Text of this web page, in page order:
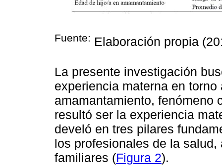
Fuente: Elaboración propia
La presente investigación
experiencia materna en
amamantamiento, fenómeno
resultó ser la experiencia
develó en tres pilares
los profesionales de la
familiares (Figura 2).